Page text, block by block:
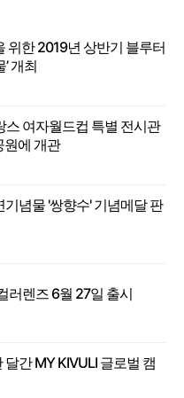
위한 2019년 상반기 블루터
개최
스 여자월드컵 특별 전시관
원에 개관
기념물 '쌍향수' 기념메달 판
러렌즈 6월 27일 출시
달간 MY KIVULI 글로벌 캠